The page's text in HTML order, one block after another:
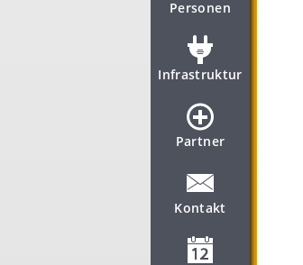
Personen
Infrastruktur
Partner
Kontakt